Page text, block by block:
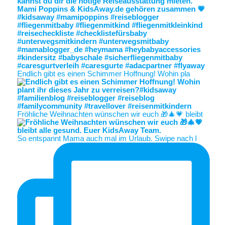
Endlich gibt es einen Schimmer Hoffnung! Wohin pla
Fröhliche Weihnachten wünschen wir euch 🎁🎄💗 bleibt
So entspannt Mama auch mal im Urlaub. Swipe nach l